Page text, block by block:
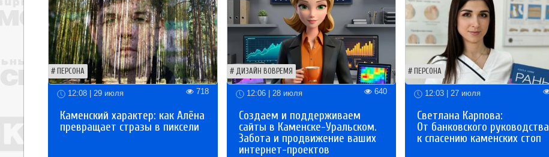
ПЕРСОНА
12:08 | 29 июля 718
Каменский характер: как Алёна
превращает стразы в пиксели
ДИЗАЙН ВОВРЕМЯ
12:06 | 28 июля 640
Создаем и поддерживаем
сайты в Каменске-Уральском.
Забота и продвижение ваших
интернет-проектов
ПЕРСОНА
12:03 | 27 июля
Светлана Карпова:
От банковского руководства
к спасению каменских стоп